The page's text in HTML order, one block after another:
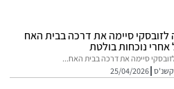
סיימה את דרכה בבית האח
בולטת
סיימה את דרכה בבית האח...
25/04/